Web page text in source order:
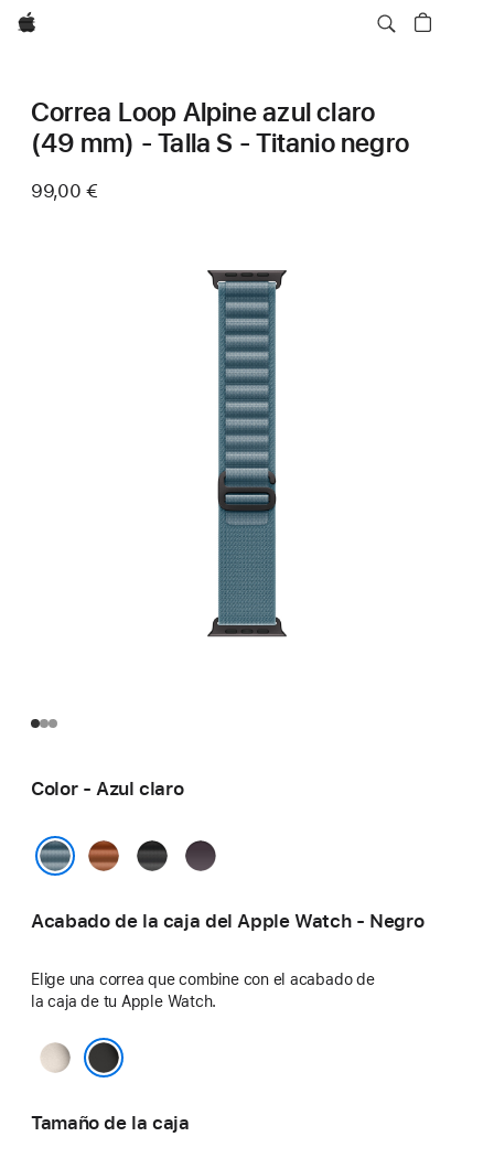
Apple
Correa Loop Alpine azul claro
(49 mm) - Talla S - Titanio negro
99,00 €
Color - Azul claro
Terracota
NegroÍndigo
Acabado de la caja del Apple Watch - Negro
Elige una correa que combine con el acabado de
la caja de tu Apple Watch.
Natural
Tamaño de la caja